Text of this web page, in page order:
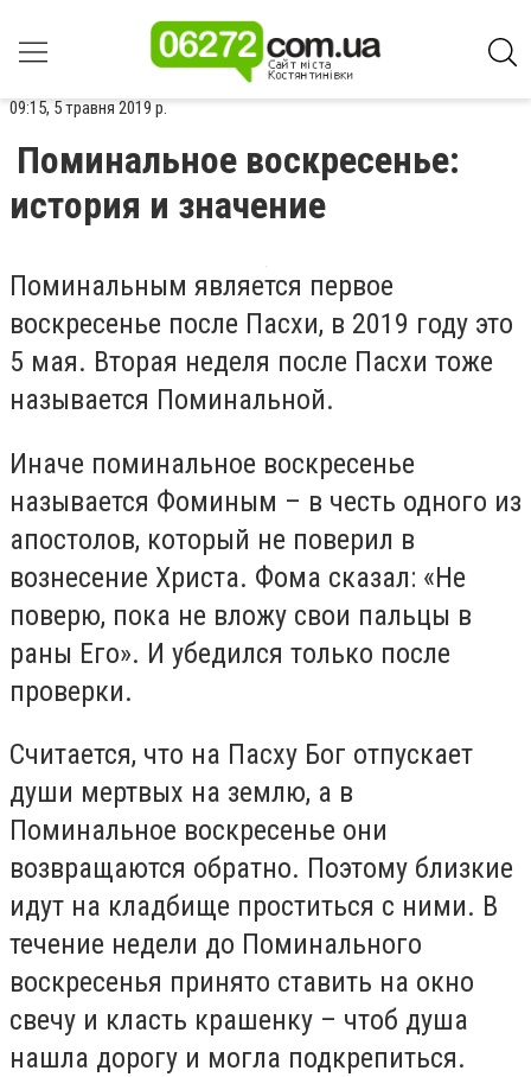
09:15, 5 травня 2019 р.
Поминальное воскресенье:
история и значение
Поминальным является первое
воскресенье после Пасхи, в 2019 году это
5 мая. Вторая неделя после Пасхи тоже
называется Поминальной.
Иначе поминальное воскресенье
называется Фоминым – в честь одного из
апостолов, который не поверил в
вознесение Христа. Фома сказал: «Не
поверю, пока не вложу свои пальцы в
раны Его». И убедился только после
проверки.
Считается, что на Пасху Бог отпускает
души мертвых на землю, а в
Поминальное воскресенье они
возвращаются обратно. Поэтому близкие
идут на кладбище проститься с ними. В
течение недели до Поминального
воскресенья принято ставить на окно
свечу и класть крашенку – чтоб душа
нашла дорогу и могла подкрепиться.